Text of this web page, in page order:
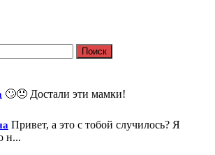
🙄😠 Достали эти мамки!
Привет, а это с тобой случилось? Я
н...